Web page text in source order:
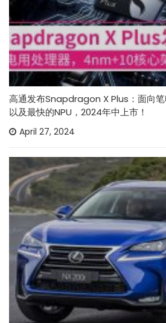
高通发布Snapdragon X Plus：面向
以及最快的NPU，2024年中上市！
April 27, 2024